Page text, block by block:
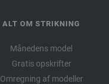
ALT OM STRIKNING
Månedens model
Gratis opskrifter
Omregning af modeller